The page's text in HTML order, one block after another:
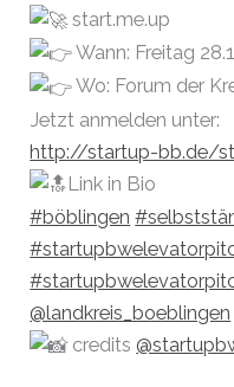
start.me.up
Wann: Freitag
Wo: Forum der
Jetzt anmelden unter:
http://startup-bb.de/
Link in Bio
#böblingen
@landkreis_boeblingen
credits